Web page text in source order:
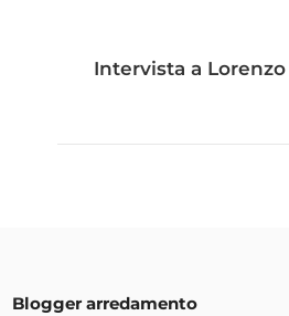
Intervista a
Blogger arredamento